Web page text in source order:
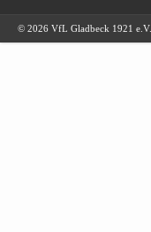
© 2026 VfL Gladbeck 1921 e.V.